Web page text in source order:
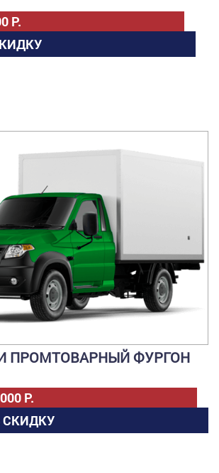
Р.
ПРОМТОВАРНЫЙ ФУРГОН
Р.
СКИДКУ